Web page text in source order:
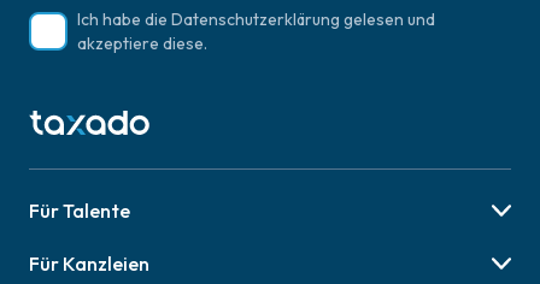
Ich habe die Datenschutzerklärung gelesen und
akzeptiere diese.
Für Talente
Karriere-Tipps
Für Kanzleien